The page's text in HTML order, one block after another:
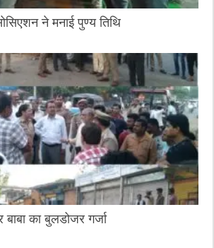
ने मनाई पुण्य तिथि
का बुलडोजर गर्जा